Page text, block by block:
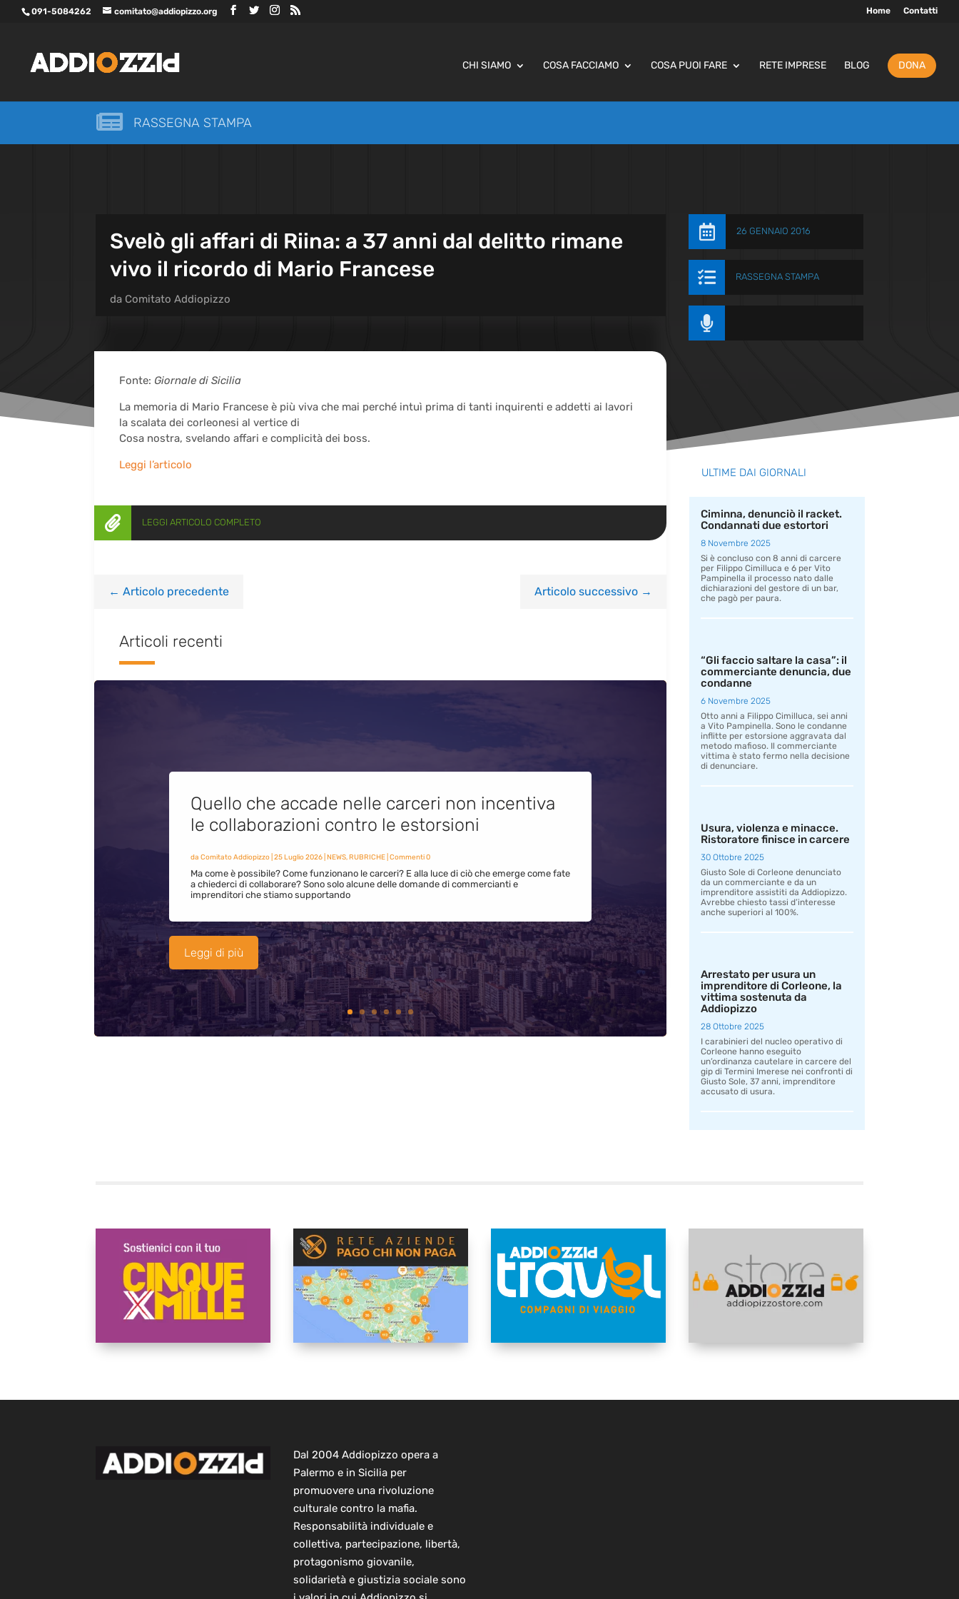
091-5084262 comitato@addiopizzo.org Home Contatti
CHI SIAMO COSA FACCIAMO COSA PUOI FARE RETE IMPRESE BLOG DONA
 RASSEGNA STAMPA
Svelò gli affari di Riina: a 37 anni dal delitto rimane
vivo il ricordo di Mario Francese
da Comitato Addiopizzo
 26 GENNAIO 2016
 RASSEGNA STAMPA

Fonte: Giornale di Sicilia
La memoria di Mario Francese è più viva che mai perché intuì prima di tanti inquirenti e addetti ai lavori
la scalata dei corleonesi al vertice di
Cosa nostra, svelando affari e complicità dei boss.
Leggi l’articolo
 LEGGI ARTICOLO COMPLETO
← Articolo precedente Articolo successivo→
Articoli recenti
Quello che accade nelle carceri non incentiva
le collaborazioni contro le estorsioni
da Comitato Addiopizzo| 25 Luglio 2026| NEWS,RUBRICHE| Commenti 0
Ma come è possibile? Come funzionano le carceri? E alla luce di ciò che emerge come fate
a chiederci di collaborare? Sono solo alcune delle domande di commercianti e
imprenditori che stiamo supportando
Leggi di più
ULTIME DAI GIORNALI
Ciminna, denunciò il racket.
Condannati due estortori
8 Novembre 2025
Si è concluso con 8 anni di carcere
per Filippo Cimilluca e 6 per Vito
Pampinella il processo nato dalle
dichiarazioni del gestore di un bar,
che pagò per paura.
“Gli faccio saltare la casa”: il
commerciante denuncia, due
condanne
6 Novembre 2025
Otto anni a Filippo Cimilluca, sei anni
a Vito Pampinella. Sono le condanne
inflitte per estorsione aggravata dal
metodo mafioso. Il commerciante
vittima è stato fermo nella decisione
di denunciare.
Usura, violenza e minacce.
Ristoratore finisce in carcere
30 Ottobre 2025
Giusto Sole di Corleone denunciato
da un commerciante e da un
imprenditore assistiti da Addiopizzo.
Avrebbe chiesto tassi d’interesse
anche superiori al 100%.
Arrestato per usura un
imprenditore di Corleone, la
vittima sostenuta da
Addiopizzo
28 Ottobre 2025
I carabinieri del nucleo operativo di
Corleone hanno eseguito
un’ordinanza cautelare in carcere del
gip di Termini Imerese nei confronti di
Giusto Sole, 37 anni, imprenditore
accusato di usura.
Dal 2004 Addiopizzo opera a
Palermo e in Sicilia per
promuovere una rivoluzione
culturale contro la mafia.
Responsabilità individuale e
collettiva, partecipazione, libertà,
protagonismo giovanile,
solidarietà e giustizia sociale sono